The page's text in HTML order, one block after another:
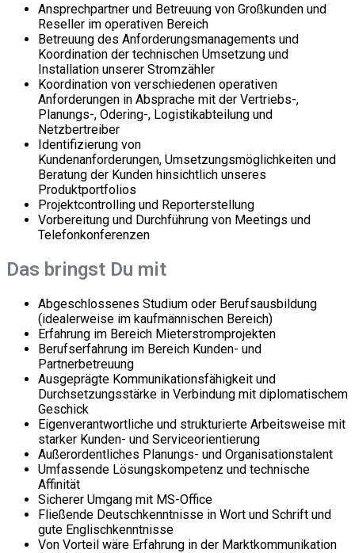
Ansprechpartner und Betreuung von Großkunden und
Reseller im operativen Bereich
Betreuung des Anforderungsmanagements und
Koordination der technischen Umsetzung und
Installation unserer Stromzähler
Koordination von verschiedenen operativen
Anforderungen in Absprache mit der Vertriebs-,
Planungs-, Odering-, Logistikabteilung und
Netzbertreiber
Identifizierung von
Kundenanforderungen, Umsetzungsmöglichkeiten und
Beratung der Kunden hinsichtlich unseres
Produktportfolios
Projektcontrolling und Reporterstellung
Vorbereitung und Durchführung von Meetings und
Telefonkonferenzen
Das bringst Du mit
Abgeschlossenes Studium oder Berufsausbildung
(idealerweise im kaufmännischen Bereich)
Erfahrung im Bereich Mieterstromprojekten
Berufserfahrung im Bereich Kunden- und
Partnerbetreuung
Ausgeprägte Kommunikationsfähigkeit und
Durchsetzungsstärke in Verbindung mit diplomatischem
Geschick
Eigenverantwortliche und strukturierte Arbeitsweise mit
starker Kunden- und Serviceorientierung
Außerordentliches Planungs- und Organisationstalent
Umfassende Lösungskompetenz und technische
Affinität
Sicherer Umgang mit MS-Office
Fließende Deutschkenntnisse in Wort und Schrift und
gute Englischkenntnisse
Von Vorteil wäre Erfahrung in der Marktkommunikation